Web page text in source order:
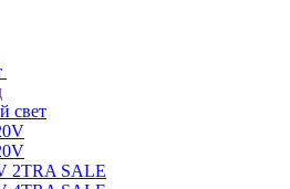
свет
2TRA SALE